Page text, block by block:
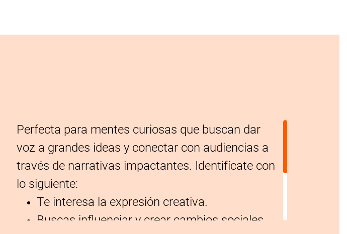
Perfecta para mentes curiosas que buscan dar
voz a grandes ideas y conectar con audiencias a
través de narrativas impactantes. Identifícate con
lo siguiente:
Te interesa la expresión creativa.
Buscas influenciar y crear cambios sociales.